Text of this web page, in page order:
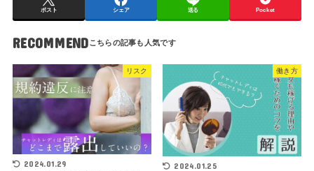
ポスト シェア 送る Pocket
RECOMMEND
リスク
2024.01.29
働き方
2024.01.25